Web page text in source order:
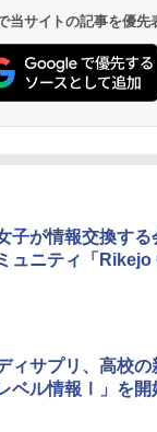
￥2,073
版(KUMON
￥4,046
くもん出版(KUMON
カル国旗パズル 知育
￥2,127
仮面ライダー 改造人
つかめ！理科ダマン
戦！編
自分の思いを言葉に
ット図鑑 (サンクチュ
￥1,980
物理実験モデル楽器電
Galtonplatteの物理的
エンジニアリングキ
クリエイティブトイビ
ホリデープロジェク
ト、誕生日の楽しみ
エンスツール
￥849
当サイトの記事を優先
子が情報交換する
ュニティ「Rikejo
ィサプリ、高校
ベル情報Ⅰ」を開